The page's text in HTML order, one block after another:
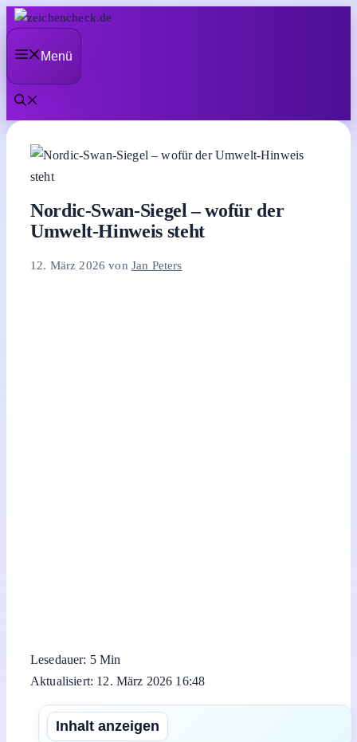
Zum
Inhalt
springenMenü
Nordic-Swan-Siegel – wofür der
Umwelt-Hinweis steht
12. März 2026 von Jan Peters
Lesedauer: 5 Min
Aktualisiert: 12. März 2026 16:48
Inhalt anzeigen